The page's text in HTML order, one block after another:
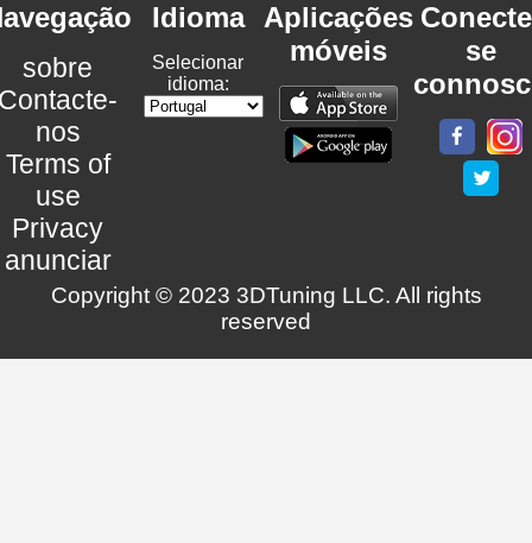
sobre
nos
Terms of
use
Privacy
anunciar
Idioma
Selecionar
idioma:
Aplicações
móveis
se
Copyright © 2023 3DTuning LLC. All rights
reserved